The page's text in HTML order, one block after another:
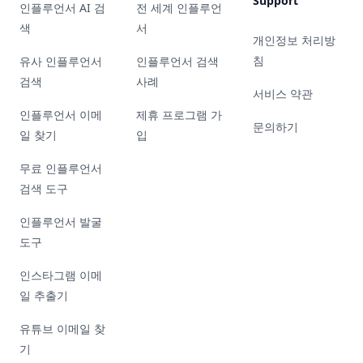
인플루언서 AI 검
색
유사 인플루언서
검색
인플루언서 이메
일 찾기
무료 인플루언서
검색 도구
인플루언서 발굴
도구
인스타그램 이메
일 추출기
유튜브 이메일 찾
기
전 세계 인플루언
서
인플루언서 검색
사례
제휴 프로그램 가
입
개인정보 처리방
침
서비스 약관
문의하기